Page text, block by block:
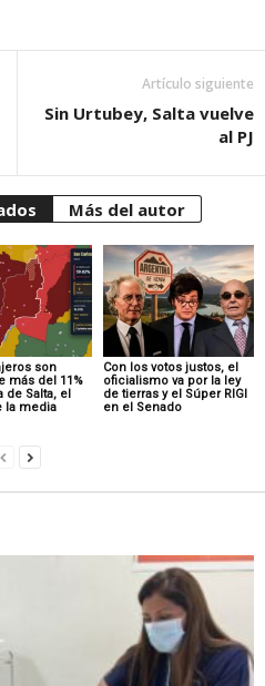
Artículo siguiente
Sin Urtubey, Salta vuelve
al PJ
Más del autor
son
más del 11%
de Salta, el
la media
Con los votos justos, el
oficialismo va por la ley
de tierras y el Súper RIGI
en el Senado